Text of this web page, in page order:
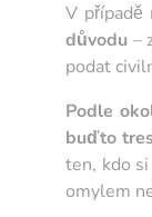
V případě
důvodu –
podat
Podle
buďto
ten, kdo
omylem